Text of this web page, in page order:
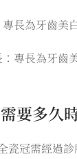
長為牙齒美
專長為牙齒
要多久
瓷冠需經過